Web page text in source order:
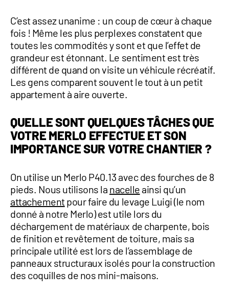
C’est assez unanime : un coup de cœur à chaque
fois ! Même les plus perplexes constatent que
toutes les commodités y sont et que l’effet de
grandeur est étonnant. Le sentiment est très
différent de quand on visite un véhicule récréatif.
Les gens comparent souvent le tout à un petit
appartement à aire ouverte.
QUELLE SONT QUELQUES TÂCHES QUE
VOTRE MERLO EFFECTUE ET SON
IMPORTANCE SUR VOTRE CHANTIER ?
On utilise un Merlo P40.13 avec des fourches de 8
pieds. Nous utilisons la nacelle ainsi qu’un
attachementpour faire du levage Luigi (le nom
donné à notre Merlo) est utile lors du
déchargement de matériaux de charpente, bois
de finition et revêtement de toiture, mais sa
principale utilité est lors de l’assemblage de
panneaux structuraux isolés pour la construction
des coquilles de nos mini-maisons.